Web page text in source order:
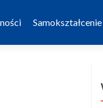
Samokształcenie